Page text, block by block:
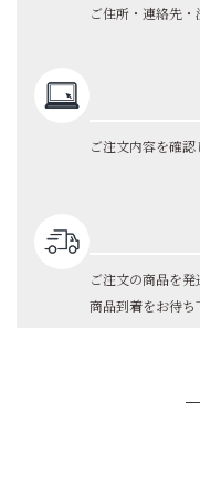
ご住所・連絡先・
ご注文内容を確認
ご注文の商品を発
商品到着をお待ち